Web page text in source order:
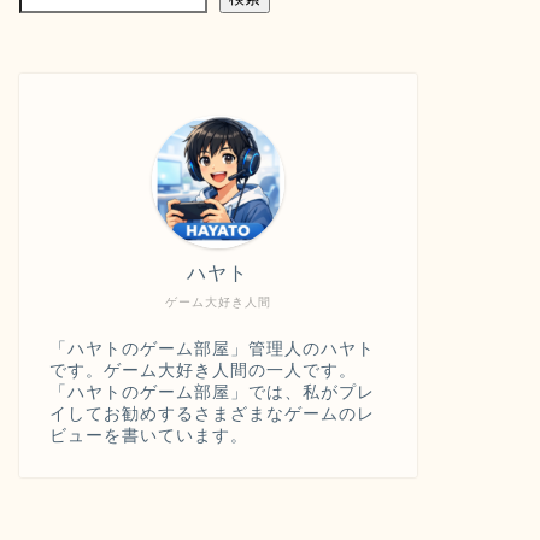
ゲーム大好き人間
ハヤト
「ハヤトのゲーム部屋」管理人のハヤト
です。ゲーム大好き人間の一人です。
「ハヤトのゲーム部屋」では、私がプレ
イしてお勧めするさまざまなゲームのレ
ビューを書いています。